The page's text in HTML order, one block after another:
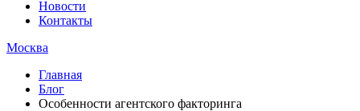
Новости
Контакты
Москва
Главная
Блог
Особенности агентского факторинга